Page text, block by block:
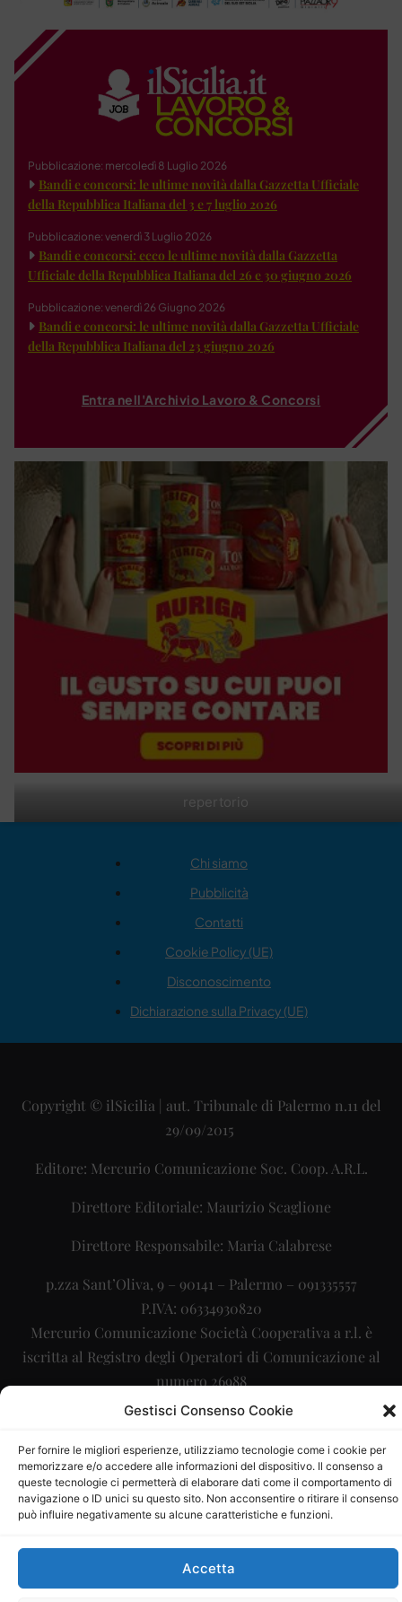
Gestisci Consenso Cookie
Per fornire le migliori esperienze, utilizziamo tecnologie come i cookie per
memorizzare e/o accedere alle informazioni del dispositivo. Il consenso a
queste tecnologie ci permetterà di elaborare dati come il comportamento di
navigazione o ID unici su questo sito. Non acconsentire o ritirare il consenso
può influire negativamente su alcune caratteristiche e funzioni.
Accetta
repertorio
Pubblicazione: mercoledì 8 Luglio 2026
Bandi e concorsi: le ultime novità dalla Gazzetta Ufficiale
della Repubblica Italiana del 3 e 7 luglio 2026
Pubblicazione: venerdì 3 Luglio 2026
Bandi e concorsi: ecco le ultime novità dalla Gazzetta
Ufficiale della Repubblica Italiana del 26 e 30 giugno 2026
Pubblicazione: venerdì 26 Giugno 2026
Bandi e concorsi: le ultime novità dalla Gazzetta Ufficiale
della Repubblica Italiana del 23 giugno 2026
Entra nell'Archivio Lavoro & Concorsi
Chi siamo
Pubblicità
Contatti
Cookie Policy (UE)
Disconoscimento
Dichiarazione sulla Privacy (UE)
Copyright © ilSicilia | aut. Tribunale di Palermo n.11 del
29/09/2015
Editore: Mercurio Comunicazione Soc. Coop. A.R.L.
Direttore Editoriale: Maurizio Scaglione
Direttore Responsabile: Maria Calabrese
p.zza Sant’Oliva, 9 – 90141 – Palermo – 091335557
P.IVA: 06334930820
Mercurio Comunicazione Società Cooperativa a r.l. è
iscritta al Registro degli Operatori di Comunicazione al
numero 26988
Sito gestito daLa Digitale srl– info@ladigitale.it